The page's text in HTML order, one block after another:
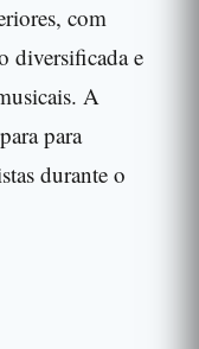
com
diversificada e
A
para
durante o